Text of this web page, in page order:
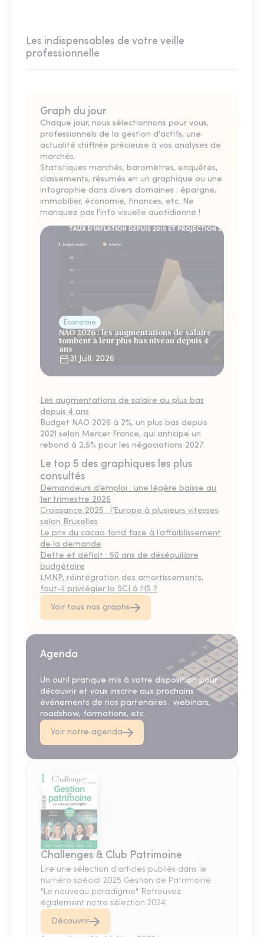
Les indispensables de votre veille
professionnelle
Graph du jour
Chaque jour, nous sélectionnons pour vous,
professionnels de la gestion d'actifs, une
actualité chiffrée précieuse à vos analyses de
marchés.
Statistiques marchés, baromètres, enquêtes,
classements, résumés en un graphique ou une
infographie dans divers domaines : épargne,
immobilier, économie, finances, etc. Ne
manquez pas l'info visuelle quotidienne !
Économie
NAO 2026 : les augmentations de salaire
tombent à leur plus bas niveau depuis 4
ans
31 Juill. 2026
Les augmentations de salaire au plus bas
depuis 4 ans
Budget NAO 2026 à 2%, un plus bas depuis
2021 selon Mercer France, qui anticipe un
rebond à 2,5% pour les négociations 2027.
Le top 5 des graphiques les plus
consultés
Demandeurs d’emploi : une légère baisse au
1er trimestre 2026
Croissance 2025 : l’Europe à plusieurs vitesses
selon Bruxelles
Le prix du cacao fond face à l’affaiblissement
de la demande
Dette et déficit : 50 ans de déséquilibre
budgétaire
LMNP, réintégration des amortissements,
faut-il privilégier la SCI à l'IS ?
Voir tous nos graphs
Agenda
Un outil pratique mis à votre disposition pour
découvrir et vous inscrire aux prochains
événements de nos partenaires : webinars,
roadshow, formations, etc.
Voir notre agenda
Challenges & Club Patrimoine
Lire une sélection d'articles publiés dans le
numéro spécial 2025 Gestion de Patrimoine
"Le nouveau paradigme". Retrouvez
également notre sélection 2024.
Découvrir